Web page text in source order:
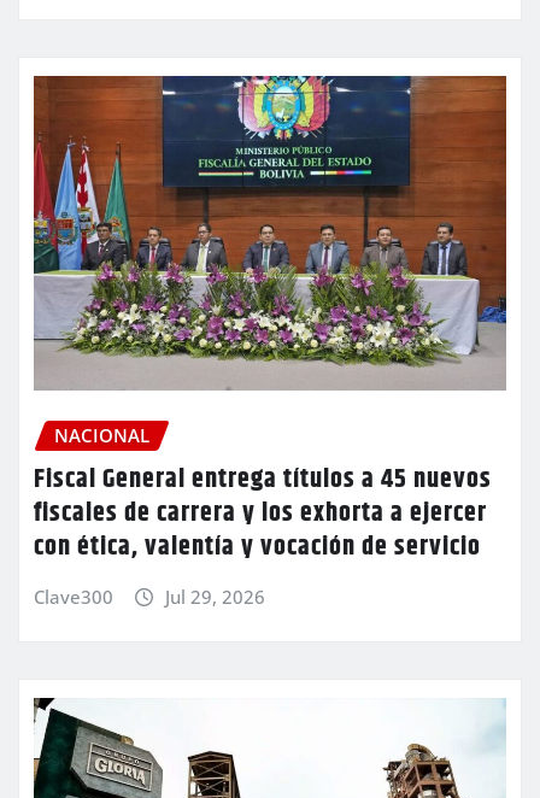
NACIONAL
Fiscal General entrega títulos a 45 nuevos
fiscales de carrera y los exhorta a ejercer
con ética, valentía y vocación de servicio
Clave300 Jul 29, 2026